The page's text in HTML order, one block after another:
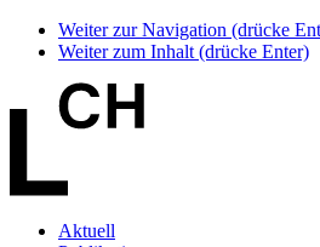
Weiter zur Navigation (drücke
Weiter zum Inhalt (drücke Enter)
Aktuell